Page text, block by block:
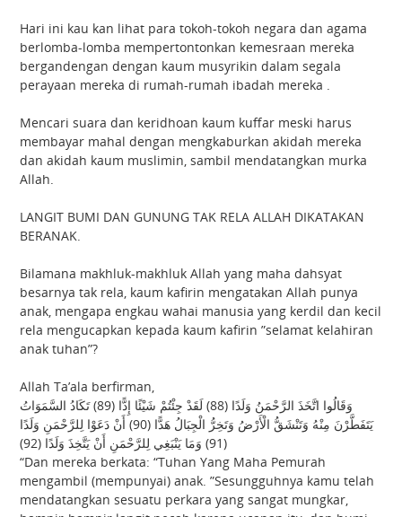
Hari ini kau kan lihat para tokoh-tokoh negara dan agama
berlomba-lomba mempertontonkan kemesraan mereka
bergandengan dengan kaum musyrikin dalam segala
perayaan mereka di rumah-rumah ibadah mereka .
Mencari suara dan keridhoan kaum kuffar meski harus
membayar mahal dengan mengkaburkan akidah mereka
dan akidah kaum muslimin, sambil mendatangkan murka
Allah.
LANGIT BUMI DAN GUNUNG TAK RELA ALLAH DIKATAKAN
BERANAK.
Bilamana makhluk-makhluk Allah yang maha dahsyat
besarnya tak rela, kaum kafirin mengatakan Allah punya
anak, mengapa engkau wahai manusia yang kerdil dan kecil
rela mengucapkan kepada kaum kafirin ”selamat kelahiran
anak tuhan”?
Allah Ta’ala berfirman,
وَقَالُوا اتَّخَذَ الرَّحْمَنُ وَلَدًا (88) لَقَدْ جِئْتُمْ شَيْئًا إِدًّا (89) تَكَادُ السَّمَوَاتُ
يَتَفَطَّرْنَ مِنْهُ وَتَنْشَقُّ الْأَرْضُ وَتَخِرُّ الْجِبَالُ هَدًّا (90) أَنْ دَعَوْا لِلرَّحْمَنِ وَلَدًا
(91) وَمَا يَنْبَغِي لِلرَّحْمَنِ أَنْ يَتَّخِذَ وَلَدًا (92)
“Dan mereka berkata: “Tuhan Yang Maha Pemurah
mengambil (mempunyai) anak. ”Sesungguhnya kamu telah
mendatangkan sesuatu perkara yang sangat mungkar,